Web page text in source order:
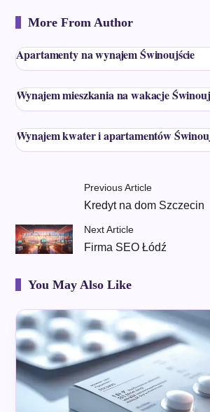
More From Author
Apartamenty na wynajem Świnoujście
Wynajem mieszkania na wakacje
Wynajem kwater i apartamentów
Previous Article
Kredyt na dom Szczecin
Next Article
Firma SEO Łódź
You May Also Like